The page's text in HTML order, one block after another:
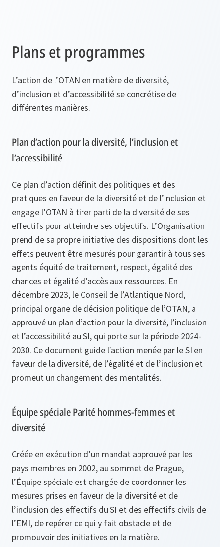
Plans et programmes
L’action de l’OTAN en matière de diversité,
d’inclusion et d’accessibilité se concrétise de
différentes manières.
Plan d’action pour la diversité, l’inclusion et
l’accessibilité
Ce plan d’action définit des politiques et des
pratiques en faveur de la diversité et de l’inclusion et
engage l’OTAN à tirer parti de la diversité de ses
effectifs pour atteindre ses objectifs. L’Organisation
prend de sa propre initiative des dispositions dont les
effets peuvent être mesurés pour garantir à tous ses
agents équité de traitement, respect, égalité des
chances et égalité d’accès aux ressources. En
décembre 2023, le Conseil de l’Atlantique Nord,
principal organe de décision politique de l’OTAN, a
approuvé un plan d’action pour la diversité, l’inclusion
et l’accessibilité au SI, qui porte sur la période 2024-
2030. Ce document guide l’action menée par le SI en
faveur de la diversité, de l’égalité et de l’inclusion et
promeut un changement des mentalités.
Équipe spéciale Parité hommes-femmes et
diversité
Créée en exécution d’un mandat approuvé par les
pays membres en 2002, au sommet de Prague,
l’Équipe spéciale est chargée de coordonner les
mesures prises en faveur de la diversité et de
l’inclusion des effectifs du SI et des effectifs civils de
l’EMI, de repérer ce qui y fait obstacle et de
promouvoir des initiatives en la matière.